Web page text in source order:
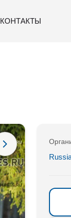
КОНТАКТЫ